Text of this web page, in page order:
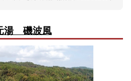
湯 磯波風